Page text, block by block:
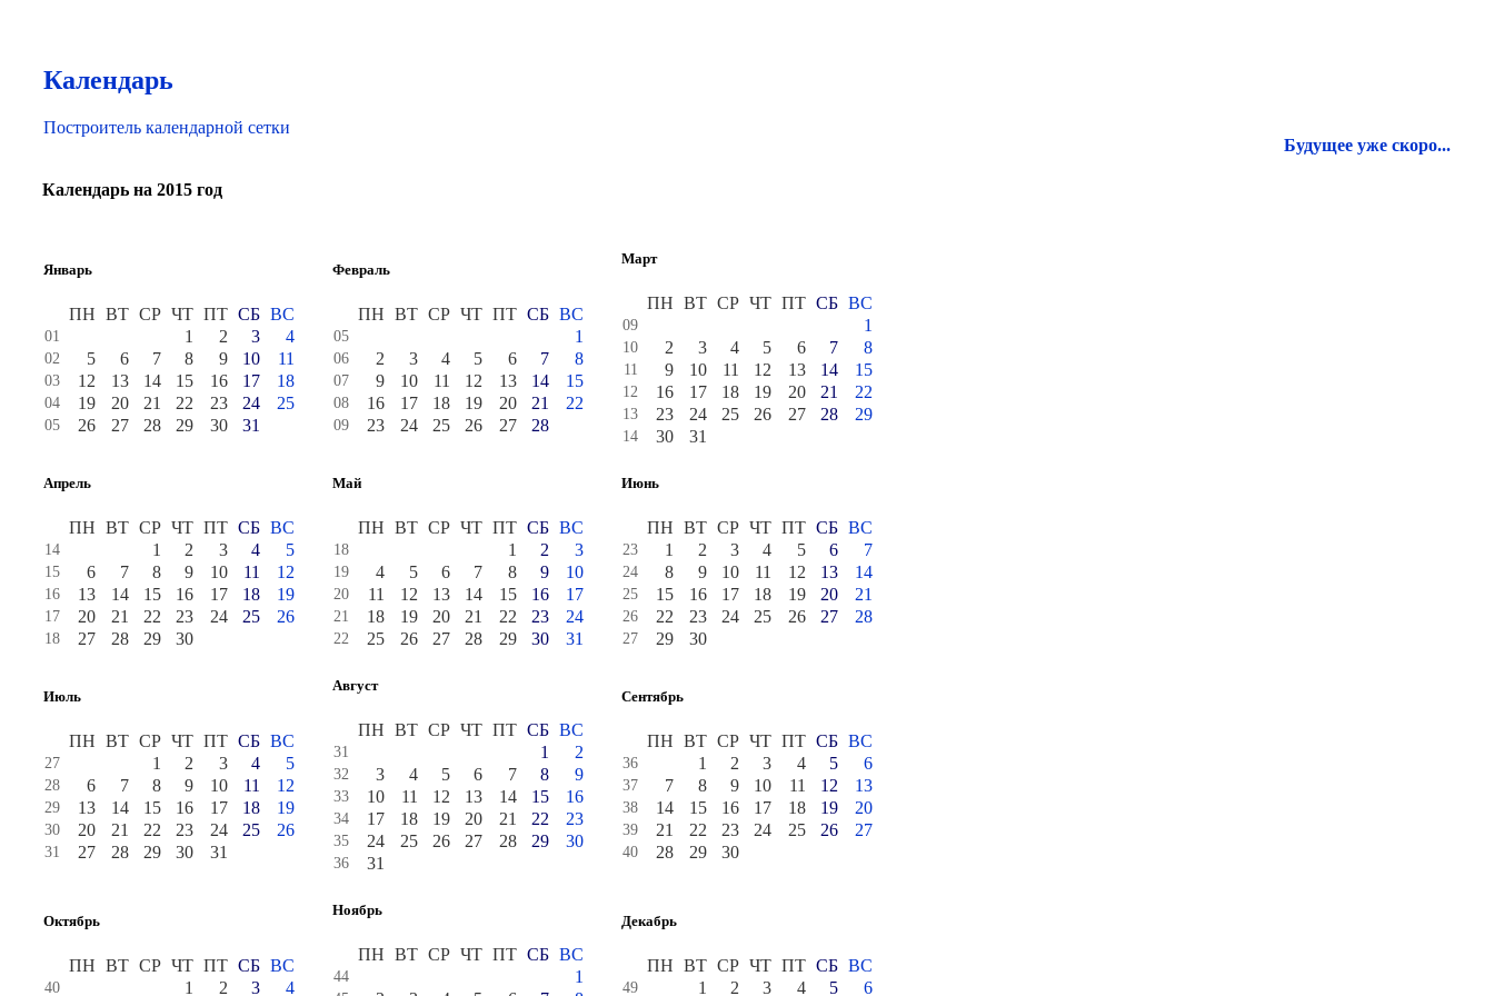
Календарь
Построитель календарной сетки
Будущее уже скоро...
Календарь на 2015 год
Январь
ПН ВТ СР ЧТ ПТ СБ ВС
01 1 2 3 4
02 5 6 7 8 9 10 11
03 12 13 14 15 16 17 18
04 19 20 21 22 23 24 25
05 26 27 28 29 30 31
Февраль
ПН ВТ СР ЧТ ПТ СБ ВС
05 1
06 2 3 4 5 6 7 8
07 9 10 11 12 13 14 15
08 16 17 18 19 20 21 22
09 23 24 25 26 27 28
Март
ПН ВТ СР ЧТ ПТ СБ ВС
09 1
10 2 3 4 5 6 7 8
11 9 10 11 12 13 14 15
12 16 17 18 19 20 21 22
13 23 24 25 26 27 28 29
14 30 31
Апрель
ПН ВТ СР ЧТ ПТ СБ ВС
14 1 2 3 4 5
15 6 7 8 9 10 11 12
16 13 14 15 16 17 18 19
17 20 21 22 23 24 25 26
18 27 28 29 30
Май
ПН ВТ СР ЧТ ПТ СБ ВС
18 1 2 3
19 4 5 6 7 8 9 10
20 11 12 13 14 15 16 17
21 18 19 20 21 22 23 24
22 25 26 27 28 29 30 31
Июнь
ПН ВТ СР ЧТ ПТ СБ ВС
23 1 2 3 4 5 6 7
24 8 9 10 11 12 13 14
25 15 16 17 18 19 20 21
26 22 23 24 25 26 27 28
27 29 30
Июль
ПН ВТ СР ЧТ ПТ СБ ВС
27 1 2 3 4 5
28 6 7 8 9 10 11 12
29 13 14 15 16 17 18 19
30 20 21 22 23 24 25 26
31 27 28 29 30 31
Август
ПН ВТ СР ЧТ ПТ СБ ВС
31 1 2
32 3 4 5 6 7 8 9
33 10 11 12 13 14 15 16
34 17 18 19 20 21 22 23
35 24 25 26 27 28 29 30
36 31
Сентябрь
ПН ВТ СР ЧТ ПТ СБ ВС
36 1 2 3 4 5 6
37 7 8 9 10 11 12 13
38 14 15 16 17 18 19 20
39 21 22 23 24 25 26 27
40 28 29 30
Октябрь
ПН ВТ СР ЧТ ПТ СБ ВС
40 1 2 3 4
Ноябрь
ПН ВТ СР ЧТ ПТ СБ ВС
44 1
Декабрь
ПН ВТ СР ЧТ ПТ СБ ВС
49 1 2 3 4 5 6